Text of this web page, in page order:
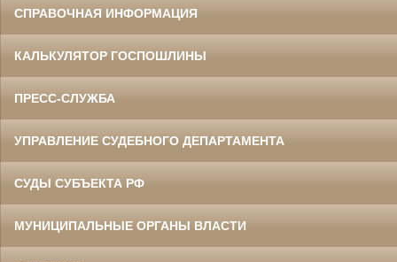
СПРАВОЧНАЯ ИНФОРМАЦИЯ
КАЛЬКУЛЯТОР ГОСПОШЛИНЫ
ПРЕСС-СЛУЖБА
УПРАВЛЕНИЕ СУДЕБНОГО ДЕПАРТАМЕНТА
СУДЫ СУБЪЕКТА РФ
МУНИЦИПАЛЬНЫЕ ОРГАНЫ ВЛАСТИ